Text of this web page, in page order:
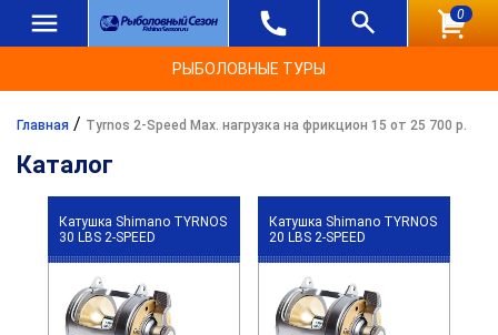
0
РЫБОЛОВНЫЕ ТУРЫ
Главная / Tyrnos 2-Speed Max. нагрузка на фрикцион 15 от 25 700 р.
Каталог
Катушка Shimano TYRNOS
30 LBS 2-SPEED
Катушка Shimano TYRNOS
20 LBS 2-SPEED